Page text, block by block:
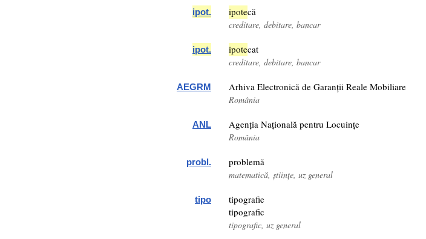
ipot. ipotecă
creditare, debitare, bancar
ipot. ipotecat
creditare, debitare, bancar
AEGRM Arhiva Electronică de Garanții Reale Mobiliare
România
ANL Agenția Națională pentru Locuințe
România
probl. problemă
matematică, științe, uz general
tipo
tipografie
tipografic
tipografic, uz general